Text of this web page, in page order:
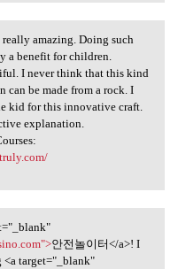
really
amazing. Doing such
a benefit for children.
I never think that this kind
can be made from a rock. I
kid for this innovative craft.
explanation.
안전놀이터</a>! I
target="_blank"